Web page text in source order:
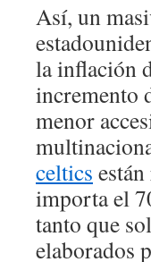
Así, un
la inflación
incremento
menor
celtics
importa el
tanto que
elaborados